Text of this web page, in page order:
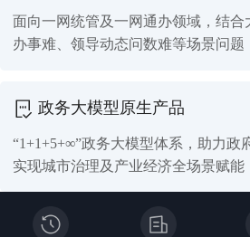
面向一网统管及一网通办领域，结合
办事难、领导动态问数难等场景问题
政务大模型原生产品
“1+1+5+∞”政务大模型体系，助力政
实现城市治理及产业经济全场景赋能